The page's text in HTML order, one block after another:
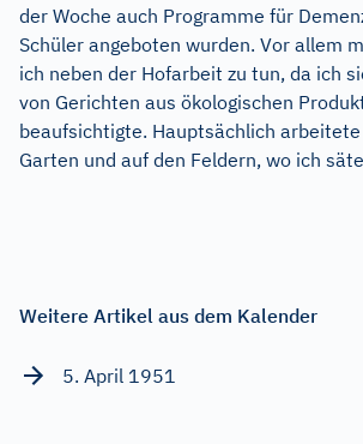
der Woche auch Programme für
Schüler angeboten wurden. Vor allem
ich neben der Hofarbeit zu tun, da ich
von Gerichten aus ökologischen
beaufsichtigte. Hauptsächlich
Garten und auf den Feldern, wo ich
Weitere Artikel aus dem Kalender
5. April 1951